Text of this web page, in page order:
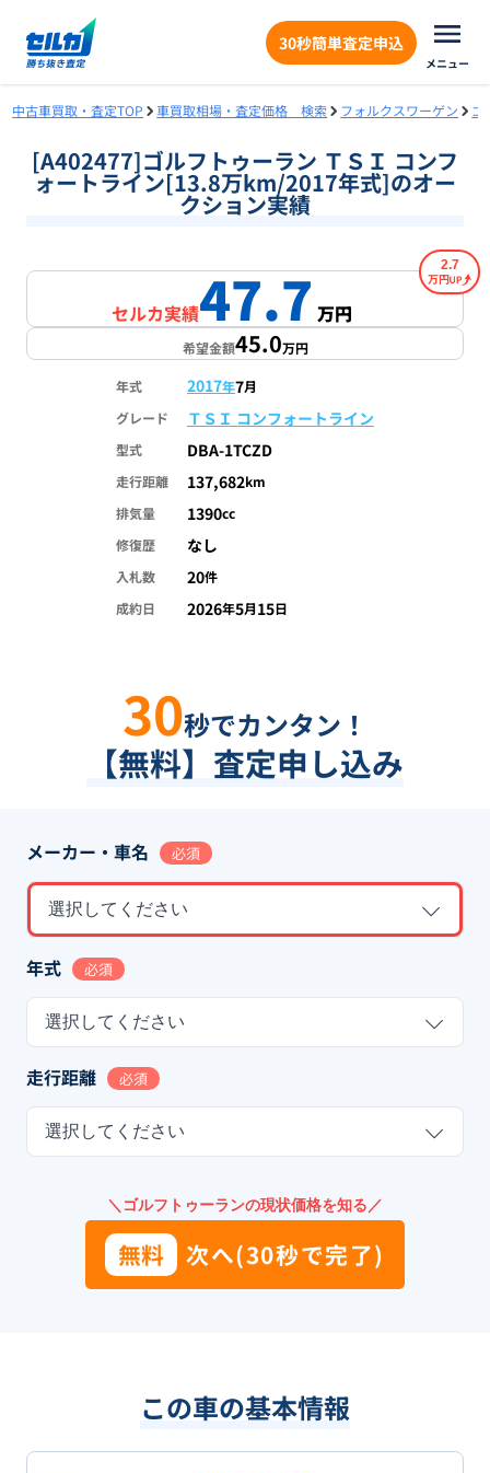
30秒簡単査定申込
メニュー
中古車買取・査定TOP 車買取相場・査定価格 検索 フォルクスワーゲン ゴ
[A402477]ゴルフトゥーラン ＴＳＩ コンフ
ォートライン[13.8万km/2017年式]のオー
クション実績
1/1
セルカ実績47.7万円
2.7
万円
希望金額45.0万円
年式 2017年7月
グレード
ＴＳＩ コンフォートライン
型式 DBA-1TCZD
走行距離 137,682km
排気量
1390cc
修復歴
なし
入札数 20件
成約日
2026年5月15日
30秒でカンタン！
【無料】査定申し込み
メーカー・車名 必須
選択してください
年式 必須
選択してください
走行距離 必須
選択してください
＼ゴルフトゥーランの現状価格を知る／
無料 次へ(30秒で完了)
この車の基本情報